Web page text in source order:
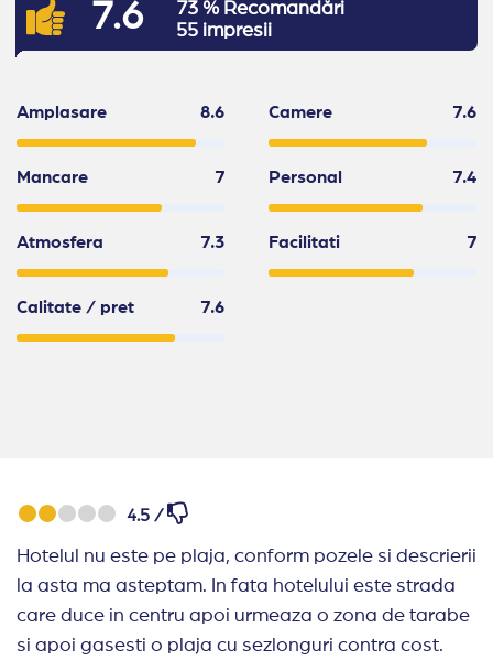
7.6
73 % Recomandări
55 impresii
Amplasare 8.6 Camere 7.6
Mancare 7 Personal 7.4
Atmosfera 7.3 Facilitati 7
Calitate / pret 7.6
4.5 /
Hotelul nu este pe plaja, conform pozele si descrierii
la asta ma asteptam. In fata hotelului este strada
care duce in centru apoi urmeaza o zona de tarabe
si apoi gasesti o plaja cu sezlonguri contra cost.